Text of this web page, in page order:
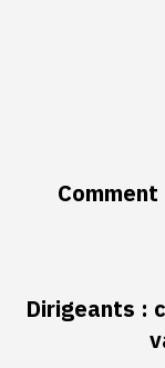
Dirigeants :